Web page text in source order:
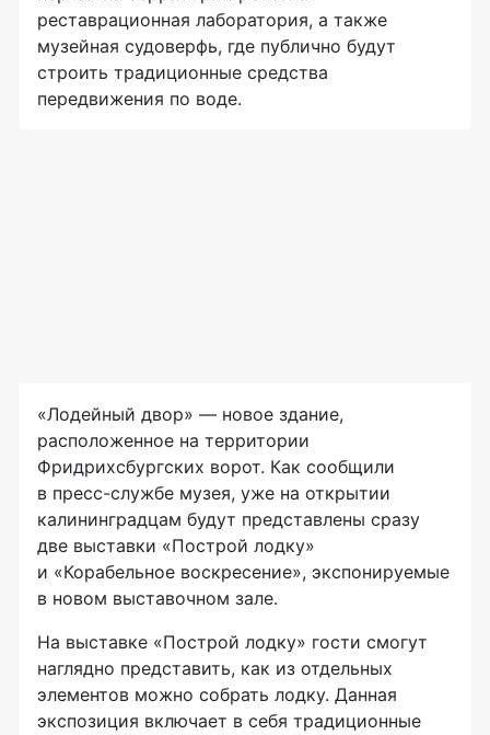
реставрационная лаборатория, а также
музейная судоверфь, где публично будут
строить традиционные средства
передвижения по воде.
«Лодейный двор» — новое здание,
расположенное на территории
Фридрихсбургских ворот. Как сообщили
в пресс-службе музея, уже на открытии
калининградцам будут представлены сразу
две выставки «Построй лодку»
и «Корабельное воскресение», экспонируемые
в новом выставочном зале.
На выставке «Построй лодку» гости смогут
наглядно представить, как из отдельных
элементов можно собрать лодку. Данная
экспозиция включает в себя традиционные